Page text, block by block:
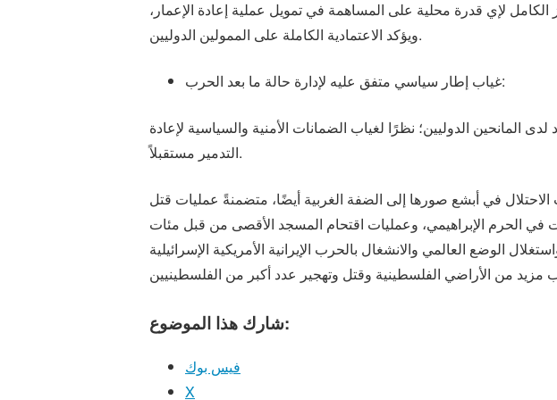
كما تجاوزت معدلات البطالة 80% ؛ مما يعني العجز الكامل لإي قدرة محلية على المساهمة في تمويل عملية إعادة الإعمار،
ويؤكد الاعتمادية الكاملة على الممولين الدوليين.
غياب إطار سياسي متفق عليه لإدارة حالة ما بعد الحرب:
المانحين الدوليين؛ نظرًا لغياب الضمانات الأمنية والسياسية لإعادة
التدمير مستقبلاً.
في أبشع صورها إلى الضفة الغربية أيضًا، متضمنةً عمليات قتل
في الحرم الإبراهيمي، وعمليات اقتحام المسجد الأقصى من قبل مئات
الوضع العالمي والانشغال بالحرب الإيرانية الأمريكية الإسرائيلية
شارك هذا الموضوع:
فيس بوك
X